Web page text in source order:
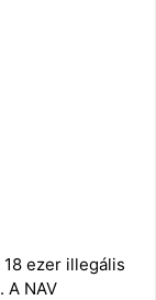
ezer illegális
A NAV